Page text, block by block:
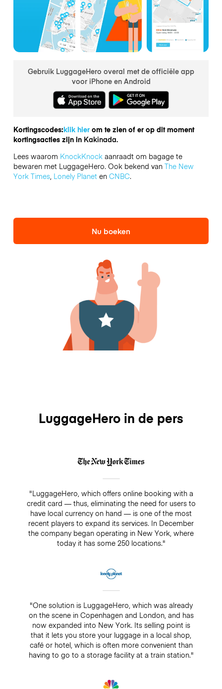
Gebruik LuggageHero overal met de officiële app
voor iPhone en Android
Kortingscodes:klik hierom te zien of er op dit moment
kortingsacties zijn in Kakinada.
Lees waarom KnockKnockaanraadt om bagage te
bewaren met LuggageHero. Ook bekend van The New
York Times, Lonely Planeten CNBC.
Nu boeken
LuggageHero in de pers
"LuggageHero, which offers online booking with a
credit card — thus, eliminating the need for users to
have local currency on hand — is one of the most
recent players to expand its services. In December
the company began operating in New York, where
today it has some 250 locations."
"One solution is LuggageHero, which was already
on the scene in Copenhagen and London, and has
now expanded into New York. Its selling point is
that it lets you store your luggage in a local shop,
café or hotel, which is often more convenient than
having to go to a storage facility at a train station."